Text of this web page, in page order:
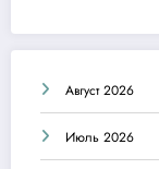
Август 2026
Июль 2026